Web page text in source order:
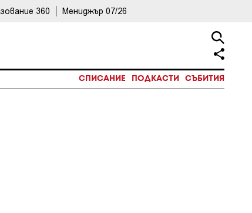
360 Мениджър 07/26
СПИСАНИЕ ПОДКАСТИ СЪБИТИЯ